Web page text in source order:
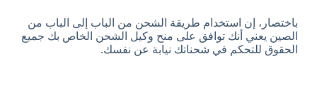
باختصار، إن استخدام طريقة الشحن من الباب إلى الباب من
الصين يعني أنك توافق على منح وكيل الشحن الخاص بك جميع
الحقوق للتحكم في شحناتك نيابة عن نفسك.